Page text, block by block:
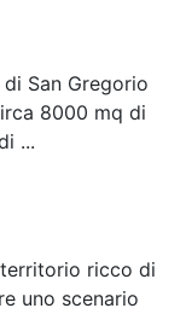
San Gregorio
8000 mq di
...
ricco di
uno scenario